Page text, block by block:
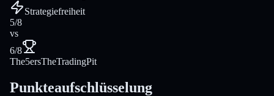
Strategiefreiheit
5/8
vs
6/8
The5ersTheTradingPit
Punkteaufschlüsselung